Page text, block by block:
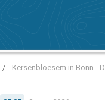
/ Kersenbloesem in Bonn -